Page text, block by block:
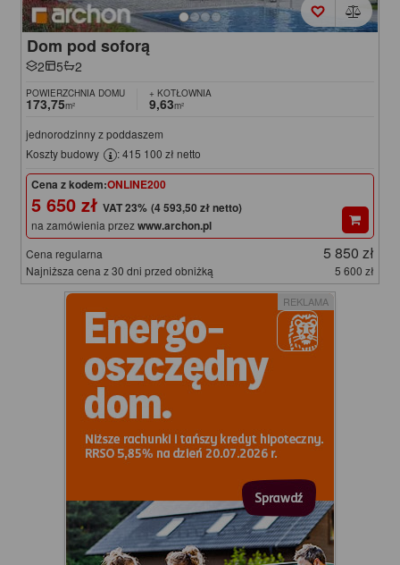
Dom pod soforą
2 5 2
POWIERZCHNIA DOMU
173,75m²
+ KOTŁOWNIA
9,63m²
jednorodzinny z poddaszem
Koszty budowy
: 415 100 zł netto
Cena z kodem:ONLINE200
5 650 zł (4 593,50 zł netto)
na zamówienia przezwww.archon.pl
Cena regularna 5 850 zł
Najniższa cena z 30 dni przed obniżką 5 600 zł
REKLAMA